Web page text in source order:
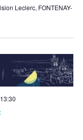
Leclerc, FONTENAY-